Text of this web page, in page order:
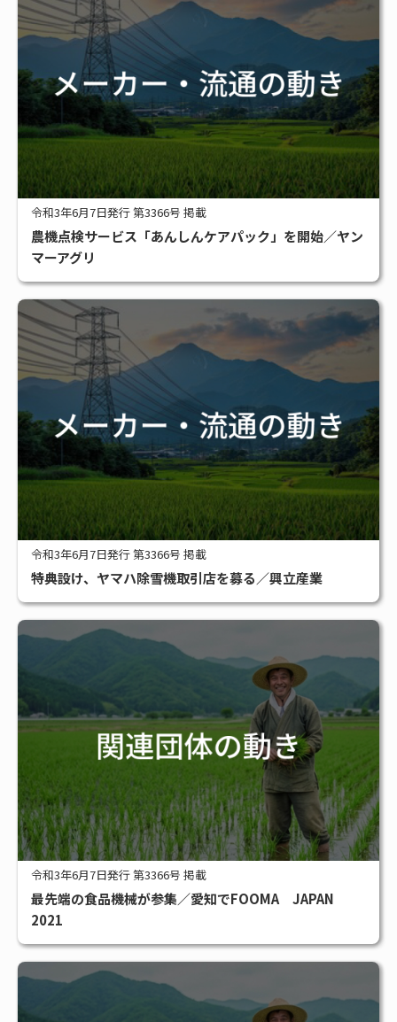
令和3年6月7日発行 第3366号 掲載
農機点検サービス「あんしんケアパック」を開始／ヤン
マーアグリ
令和3年6月7日発行 第3366号 掲載
特典設け、ヤマハ除雪機取引店を募る／興立産業
令和3年6月7日発行 第3366号 掲載
最先端の食品機械が参集／愛知でFOOMA JAPAN
2021